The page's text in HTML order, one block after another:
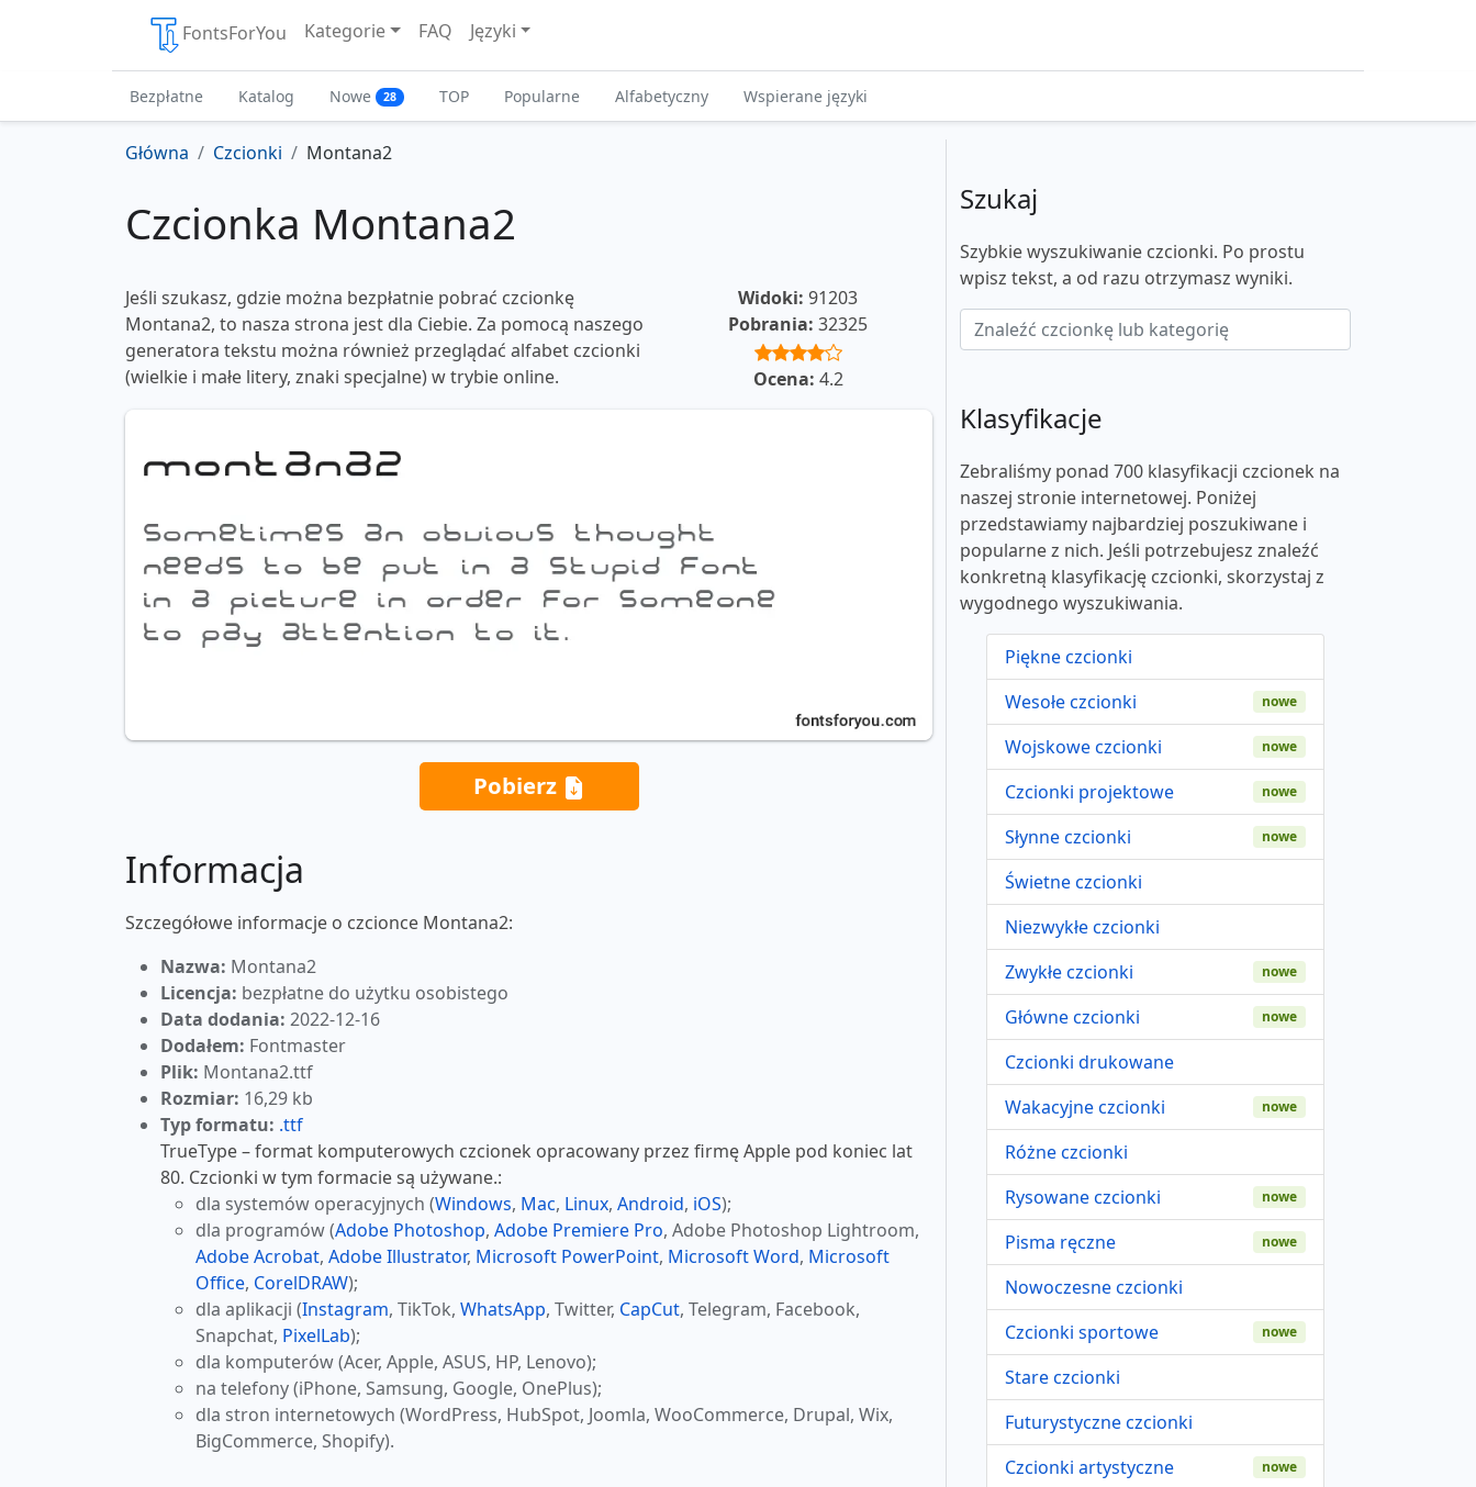
FontsForYou Kategorie FAQ Języki
Bezpłatne Katalog Nowe 28 TOP Popularne Alfabetyczny Wspierane języki
Główna Czcionki Montana2
Czcionka Montana2
Jeśli szukasz, gdzie można bezpłatnie pobrać czcionkę
Montana2, to nasza strona jest dla Ciebie. Za pomocą naszego
generatora tekstu można również przeglądać alfabet czcionki
(wielkie i małe litery, znaki specjalne) w trybie online.
Widoki: 91203
Pobrania: 32325
Ocena: 4.2
Pobierz
Informacja
Szczegółowe informacje o czcionce Montana2:
Nazwa: Montana2
Licencja: bezpłatne do użytku osobistego
Data dodania: 2022-12-16
Dodałem: Fontmaster
Plik: Montana2.ttf
Rozmiar: 16,29 kb
Typ formatu: .ttf
TrueType – format komputerowych czcionek opracowany przez firmę Apple pod koniec lat
80. Czcionki w tym formacie są używane.:
dla systemów operacyjnych (Windows, Mac, Linux, Android, iOS);
dla programów (Adobe Photoshop, Adobe Premiere Pro, Adobe Photoshop Lightroom,
Adobe Acrobat, Adobe Illustrator, Microsoft PowerPoint, Microsoft Word, Microsoft
Office, CorelDRAW);
dla aplikacji (Instagram, TikTok, WhatsApp, Twitter, CapCut, Telegram, Facebook,
Snapchat, PixelLab);
dla komputerów (Acer, Apple, ASUS, HP, Lenovo);
na telefony (iPhone, Samsung, Google, OnePlus);
dla stron internetowych (WordPress, HubSpot, Joomla, WooCommerce, Drupal, Wix,
BigCommerce, Shopify).
Szukaj
Szybkie wyszukiwanie czcionki. Po prostu
wpisz tekst, a od razu otrzymasz wyniki.
Klasyfikacje
Zebraliśmy ponad 700 klasyfikacji czcionek na
naszej stronie internetowej. Poniżej
przedstawiamy najbardziej poszukiwane i
popularne z nich. Jeśli potrzebujesz znaleźć
konkretną klasyfikację czcionki, skorzystaj z
wygodnego wyszukiwania.
Piękne czcionki
Wesołe czcionki
nowe
Wojskowe czcionki nowe
Czcionki projektowe nowe
Słynne czcionki nowe
Świetne czcionki
Niezwykłe czcionki
Zwykłe czcionki
nowe
Główne czcionki nowe
Czcionki drukowane
Wakacyjne czcionki
nowe
Różne czcionki
Rysowane czcionki
nowe
Pisma ręczne nowe
Nowoczesne czcionki
Czcionki sportowe
nowe
Stare czcionki
Futurystyczne czcionki
Czcionki artystyczne
nowe